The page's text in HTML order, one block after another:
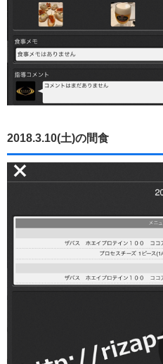
2018.3.10(土)の間食